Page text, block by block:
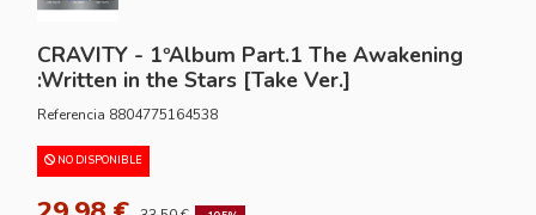
CRAVITY - 1ºAlbum Part.1 The Awakening
:Written in the Stars [Take Ver.]
Referencia 8804775164538
NO DISPONIBLE